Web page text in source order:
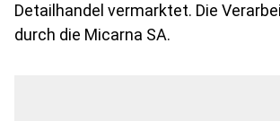
Detailhandel vermarktet. Die
durch die Micarna SA.